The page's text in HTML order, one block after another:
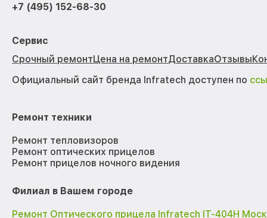
+7 (495) 152-68-30
Сервис
Срочный ремонтЦена на ремонтДоставкаОтзывы
Официальный сайт бренда Infratech доступен по
Ремонт техники
Ремонт тепловизоров
Ремонт оптических прицелов
Ремонт прицелов ночного видения
Филиал в Вашем городе
Ремонт Оптического прицела Infratech IT-404H